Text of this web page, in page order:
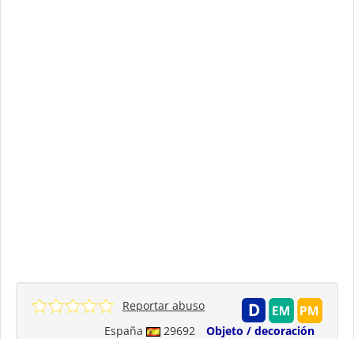
España 29692 Objeto / decoración
Reportar abuso